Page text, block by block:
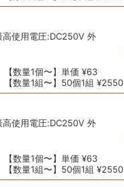
使用電圧:DC250V 外
【数量1個〜】単価 ¥63
【数量1組〜】50個1組 ¥2550
使用電圧:DC250V 外
【数量1個〜】単価 ¥63
【数量1組〜】50個1組 ¥2550